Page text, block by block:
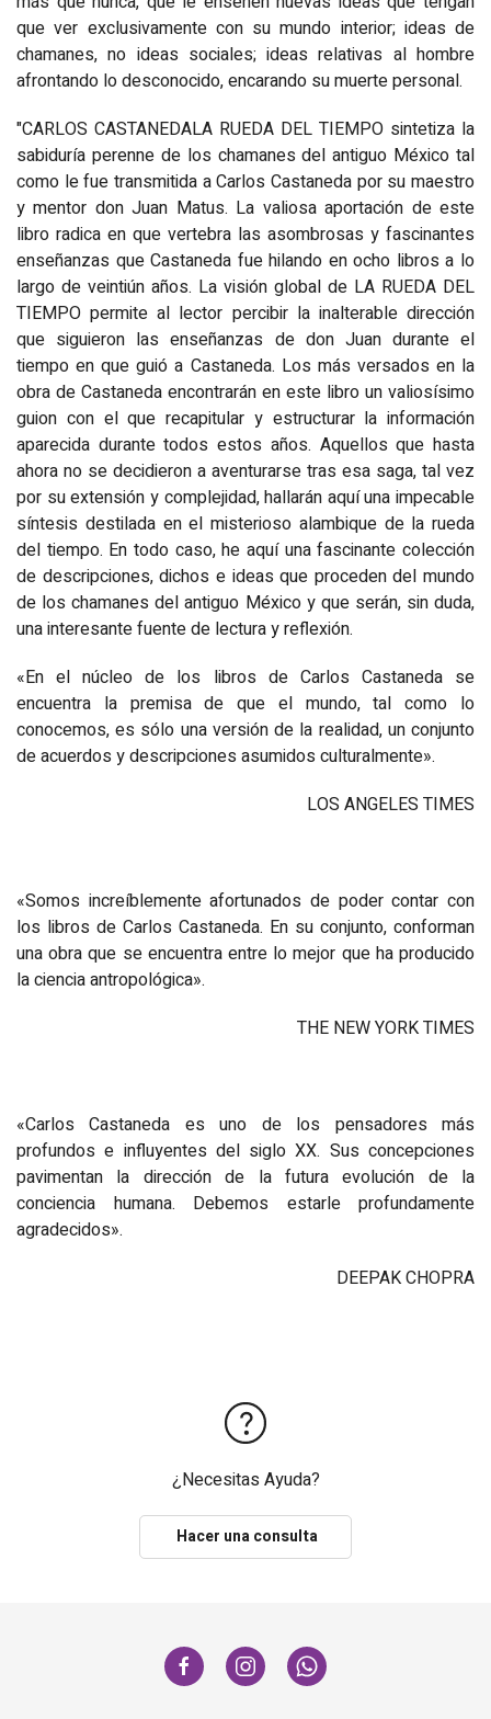
que ver exclusivamente con su mundo interior; ideas de
chamanes, no ideas sociales; ideas relativas al hombre
afrontando lo desconocido, encarando su muerte personal.
"CARLOS CASTANEDALA RUEDA DEL TIEMPO sintetiza la
sabiduría perenne de los chamanes del antiguo México tal
como le fue transmitida a Carlos Castaneda por su maestro
y mentor don Juan Matus. La valiosa aportación de este
libro radica en que vertebra las asombrosas y fascinantes
enseñanzas que Castaneda fue hilando en ocho libros a lo
largo de veintiún años. La visión global de LA RUEDA DEL
TIEMPO permite al lector percibir la inalterable dirección
que siguieron las enseñanzas de don Juan durante el
tiempo en que guió a Castaneda. Los más versados en la
obra de Castaneda encontrarán en este libro un valiosísimo
guion con el que recapitular y estructurar la información
aparecida durante todos estos años. Aquellos que hasta
ahora no se decidieron a aventurarse tras esa saga, tal vez
por su extensión y complejidad, hallarán aquí una impecable
síntesis destilada en el misterioso alambique de la rueda
del tiempo. En todo caso, he aquí una fascinante colección
de descripciones, dichos e ideas que proceden del mundo
de los chamanes del antiguo México y que serán, sin duda,
una interesante fuente de lectura y reflexión.
«En el núcleo de los libros de Carlos Castaneda se
encuentra la premisa de que el mundo, tal como lo
conocemos, es sólo una versión de la realidad, un conjunto
de acuerdos y descripciones asumidos culturalmente».
LOS ANGELES TIMES
«Somos increíblemente afortunados de poder contar con
los libros de Carlos Castaneda. En su conjunto, conforman
una obra que se encuentra entre lo mejor que ha producido
la ciencia antropológica».
THE NEW YORK TIMES
«Carlos Castaneda es uno de los pensadores más
profundos e influyentes del siglo XX. Sus concepciones
pavimentan la dirección de la futura evolución de la
conciencia humana. Debemos estarle profundamente
agradecidos».
DEEPAK CHOPRA
¿Necesitas Ayuda?
Hacer una consulta